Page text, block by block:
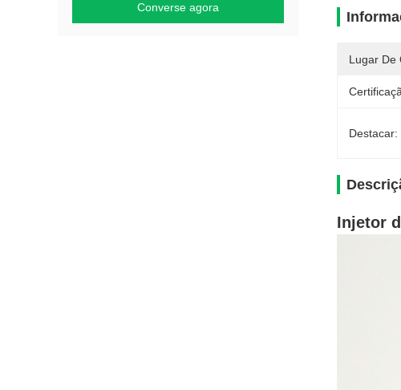
Converse agora
Lugar De
Destacar:
Injetor